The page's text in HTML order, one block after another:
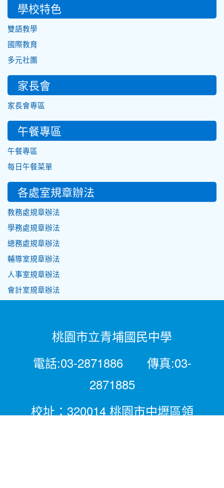
學校特色
雙語教學
國際教育
多元社團
家長會
家長會專區
午餐專區
午餐專區
每日午餐菜單
各處室規章辦法
教務處規章辦法
學務處規章辦法
總務處規章辦法
輔導室規章辦法
人事室規章辦法
會計室規章辦法
桃園市立青埔國民中學
電話:03-2871886 傳真:03-
2871885
校址：320014 桃園市中壢區領